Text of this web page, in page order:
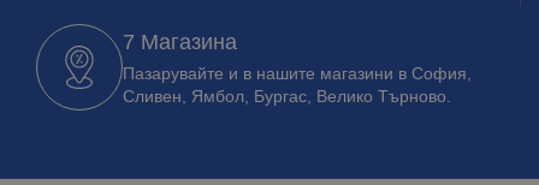
7 Магазина
Пазарувайте и в нашите магазини в София,
Сливен, Ямбол, Бургас, Велико Търново.